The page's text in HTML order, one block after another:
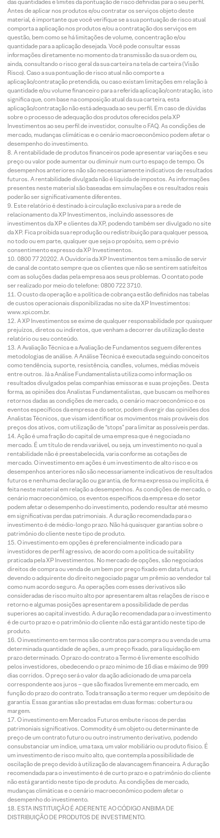
das quantidades e limites da pontuação de risco definidas para o seu perfil.
Antes de aplicar nos produtos e/ou contratar os serviços objeto deste
material, é importante que você verifique se a sua pontuação de risco atual
comporta a aplicação nos produtos e/ou a contratação dos serviços em
questão, bem como se há limitações de volume, concentração e/ou
quantidade para a aplicação desejada. Você pode consultar essas
informações diretamente no momento da transmissão da sua ordem ou,
ainda, consultando o risco geral da sua carteira na tela de carteira (Visão
Risco). Caso a sua pontuação de risco atual não comporte a
aplicação/contratação pretendida, ou caso existam limitações em relação à
quantidade e/ou volume financeiro para a referida aplicação/contratação, isto
significa que, com base na composição atual da sua carteira, esta
aplicação/contratação não está adequada ao seu perfil. Em caso de dúvidas
sobre o processo de adequação dos produtos oferecidos pela XP
Investimentos ao seu perfil de investidor, consulte o FAQ. As condições de
mercado, mudanças climáticas e o cenário macroeconômico podem afetar o
desempenho do investimento.
A rentabilidade de produtos financeiros pode apresentar variações e seu
preço ou valor pode aumentar ou diminuir num curto espaço de tempo. Os
desempenhos anteriores não são necessariamente indicativos de resultados
futuros. A rentabilidade divulgada não é líquida de impostos. As informações
presentes neste material são baseadas em simulações e os resultados reais
poderão ser significativamente diferentes.
Este relatório é destinado à circulação exclusiva para a rede de
relacionamento da XP Investimentos, incluindo assessores de
investimentos da XP e clientes da XP, podendo também ser divulgado no site
da XP. Fica proibida sua reprodução ou redistribuição para qualquer pessoa,
no todo ou em parte, qualquer que seja o propósito, sem o prévio
consentimento expresso da XP Investimentos.
0800 77 20202. A Ouvidoria da XP Investimentos tem a missão de servir
de canal de contato sempre que os clientes que não se sentirem satisfeitos
com as soluções dadas pela empresa aos seus problemas. O contato pode
ser realizado por meio do telefone: 0800 722 3710.
O custo da operação e a política de cobrança estão definidos nas tabelas
de custos operacionais disponibilizadas no site da XP Investimentos:
www.xpi.com.br.
A XP Investimentos se exime de qualquer responsabilidade por quaisquer
prejuízos, diretos ou indiretos, que venham a decorrer da utilização deste
relatório ou seu conteúdo.
A Avaliação Técnica e a Avaliação de Fundamentos seguem diferentes
metodologias de análise. A Análise Técnica é executada seguindo conceitos
como tendência, suporte, resistência, candles, volumes, médias móveis
entre outros. Já a Análise Fundamentalista utiliza como informação os
resultados divulgados pelas companhias emissoras e suas projeções. Desta
forma, as opiniões dos Analistas Fundamentalistas, que buscam os melhores
retornos dadas as condições de mercado, o cenário macroeconômico e os
eventos específicos da empresa e do setor, podem divergir das opiniões dos
Analistas Técnicos, que visam identificar os movimentos mais prováveis dos
preços dos ativos, com utilização de “stops” para limitar as possíveis perdas.
Ação é uma fração do capital de uma empresa que é negociada no
mercado. É um título de renda variável, ou seja, um investimento no qual a
rentabilidade não é preestabelecida, varia conforme as cotações de
mercado. O investimento em ações é um investimento de alto risco e os
desempenhos anteriores não são necessariamente indicativos de resultados
futuros e nenhuma declaração ou garantia, de forma expressa ou implícita, é
feita neste material em relação a desempenhos. As condições de mercado, o
cenário macroeconômico, os eventos específicos da empresa e do setor
podem afetar o desempenho do investimento, podendo resultar até mesmo
em significativas perdas patrimoniais. A duração recomendada para o
investimento é de médio-longo prazo. Não há quaisquer garantias sobre o
patrimônio do cliente neste tipo de produto.
O investimento em opções é preferencialmente indicado para
investidores de perfil agressivo, de acordo com a política de suitability
praticada pela XP Investimentos. No mercado de opções, são negociados
direitos de compra ou venda de um bem por preço fixado em data futura,
devendo o adquirente do direito negociado pagar um prêmio ao vendedor tal
como num acordo seguro. As operações com esses derivativos são
consideradas de risco muito alto por apresentarem altas relações de risco e
retorno e algumas posições apresentarem a possibilidade de perdas
superiores ao capital investido. A duração recomendada para o investimento
é de curto prazo e o patrimônio do cliente não está garantido neste tipo de
produto.
O investimento em termos são contratos para compra ou a venda de uma
determinada quantidade de ações, a um preço fixado, para liquidação em
prazo determinado. O prazo do contrato a Termo é livremente escolhido
pelos investidores, obedecendo o prazo mínimo de 16 dias e máximo de 999
dias corridos. O preço será o valor da ação adicionado de uma parcela
correspondente aos juros – que são fixados livremente em mercado, em
função do prazo do contrato. Toda transação a termo requer um depósito de
garantia. Essas garantias são prestadas em duas formas: cobertura ou
margem.
O investimento em Mercados Futuros embute riscos de perdas
patrimoniais significativos. Commodity é um objeto ou determinante de
preço de um contrato futuro ou outro instrumento derivativo, podendo
consubstanciar um índice, uma taxa, um valor mobiliário ou produto físico. É
um investimento de risco muito alto, que contempla a possibilidade de
oscilação de preço devido à utilização de alavancagem financeira. A duração
recomendada para o investimento é de curto prazo e o patrimônio do cliente
não está garantido neste tipo de produto. As condições de mercado,
mudanças climáticas e o cenário macroeconômico podem afetar o
desempenho do investimento.
ESTA INSTITUIÇÃO É ADERENTE AO CÓDIGO ANBIMA DE
DISTRIBUIÇÃO DE PRODUTOS DE INVESTIMENTO.